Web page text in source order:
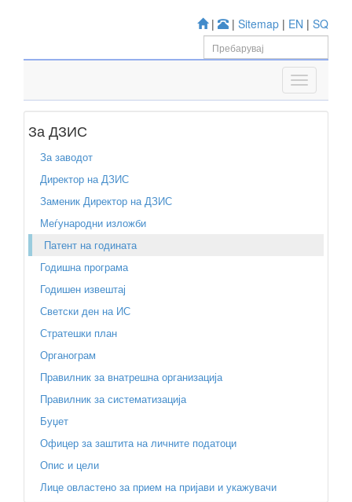
| | Sitemap | EN | SQ
За ДЗИС
За заводот
Директор на ДЗИС
Заменик Директор на ДЗИС
Меѓународни изложби
Патент на годината
Годишна програма
Годишен извештај
Светски ден на ИС
Стратешки план
Органограм
Правилник за внатрешна организација
Правилник за систематизација
Буџет
Офицер за заштита на личните податоци
Опис и цели
Лице овластено за прием на пријави и укажувачи